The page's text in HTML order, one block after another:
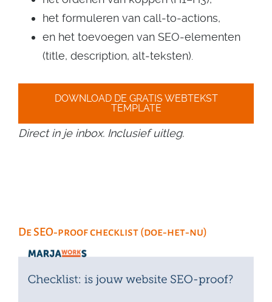
het formuleren van call‑to‑actions,
en het toevoegen van SEO‑elementen
(title, description, alt‑teksten).
DOWNLOAD DE GRATIS WEBTEKST
TEMPLATE
Direct in je inbox. Inclusief uitleg.
De SEO‑proof checklist (doe‑het‑nu)